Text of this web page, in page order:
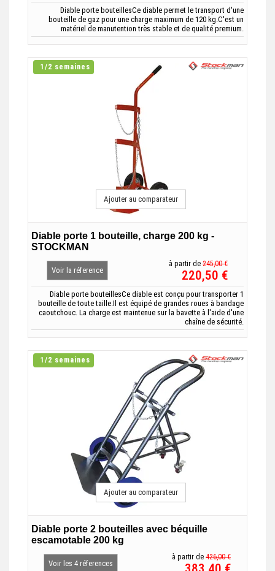
Diable porte bouteillesCe diable permet le transport d'une
bouteille de gaz pour une charge maximum de 120 kg.C'est un
matériel de manutention très stable et de qualité premium.
1/2 semaines
Diable porte 1 bouteille, charge 200 kg -
STOCKMAN
Voir la réference
à partir de 245,00 €
220,50 €
Diable porte bouteillesCe diable est conçu pour transporter 1
bouteille de toute taille.Il est équipé de grandes roues à bandage
caoutchouc. La charge est maintenue sur la bavette à l'aide d'une
chaîne de sécurité.
Ajouter au comparateur
1/2 semaines
Diable porte 2 bouteilles avec béquille
escamotable 200 kg
Voir les 4 réferences
à partir de 426,00 €
Ajouter au comparateur